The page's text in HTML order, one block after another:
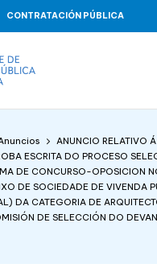
CONTRATACIÓN PÚBLICA
ANUNCIO RELATIVO
ESCRITA DO PROCESO
DE CONCURSO-OPOSICION
DE SOCIEDADE DE VIVENDA
DA CATEGORIA DE
DE SELECCIÓN DO